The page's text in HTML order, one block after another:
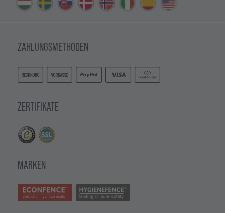
ZAHLUNGSMETHODEN
ZERTIFIKATE
MARKEN